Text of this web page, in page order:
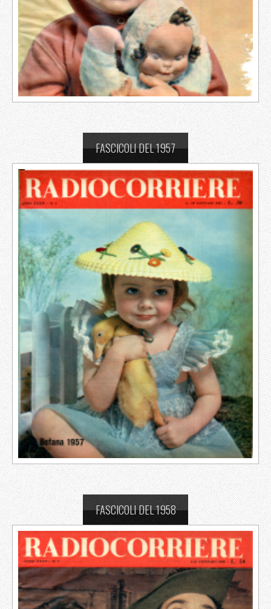
FASCICOLI DEL 1957
FASCICOLI DEL 1958